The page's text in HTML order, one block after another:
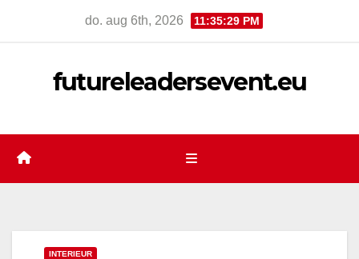
do. aug 6th, 2026 11:35:30 PM
futureleadersevent.eu
INTERIEUR